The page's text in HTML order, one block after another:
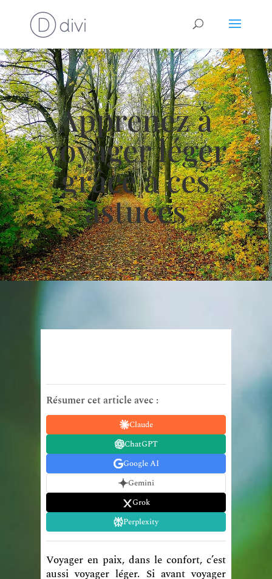
Apprenez à
voyager léger
grâce à ces
astuces
Résumer cet article avec :
Claude
ChatGPT
Google AI
Gemini
Grok
Perplexity
Voyager en paix, dans le confort, c’est
aussi voyager léger. Si avant voyager